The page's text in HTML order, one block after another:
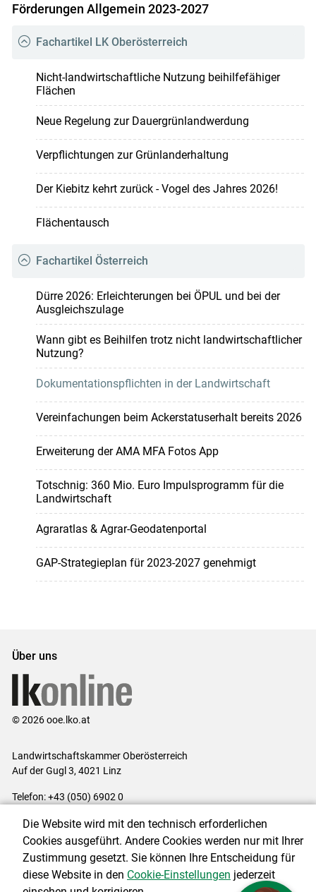
Förderungen Allgemein 2023-2027
Fachartikel LK Oberösterreich
Nicht-landwirtschaftliche Nutzung beihilfefähiger
Flächen
Neue Regelung zur Dauergrünlandwerdung
Verpflichtungen zur Grünlanderhaltung
Der Kiebitz kehrt zurück - Vogel des Jahres 2026!
Flächentausch
Fachartikel Österreich
Dürre 2026: Erleichterungen bei ÖPUL und bei der
Ausgleichszulage
Wann gibt es Beihilfen trotz nicht landwirtschaftlicher
Nutzung?
Dokumentationspflichten in der Landwirtschaft
Vereinfachungen beim Ackerstatuserhalt bereits 2026
Erweiterung der AMA MFA Fotos App
Totschnig: 360 Mio. Euro Impulsprogramm für die
Landwirtschaft
Agraratlas & Agrar-Geodatenportal
GAP-Strategieplan für 2023-2027 genehmigt
Über uns
© 2026 ooe.lko.at
Landwirtschaftskammer Oberösterreich
Auf der Gugl 3, 4021 Linz
Telefon: +43 (050) 6902 0
Impressum|Kontakt|Gewinnspiele|Datenschutzerklärung |
Barrierefreiheit
Cookie-Einstellungen
Die Website wird mit den technisch erforderlichen
Cookies ausgeführt. Andere Cookies werden nur mit Ihrer
Zustimmung gesetzt. Sie können Ihre Entscheidung für
diese Website in den Cookie-Einstellungen jederzeit